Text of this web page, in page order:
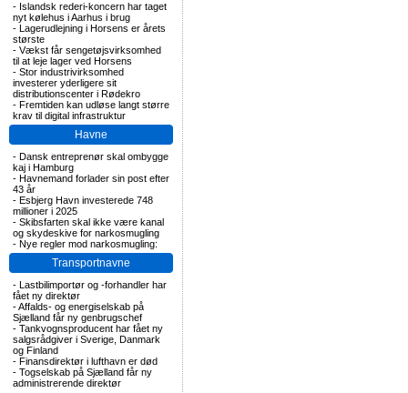
- Islandsk rederi-koncern har taget
nyt kølehus i Aarhus i brug
- Lagerudlejning i Horsens er årets
største
- Vækst får sengetøjsvirksomhed
til at leje lager ved Horsens
- Stor industrivirksomhed
investerer yderligere sit
distributionscenter i Rødekro
- Fremtiden kan udløse langt større
krav til digital infrastruktur
Havne
- Dansk entreprenør skal ombygge
kaj i Hamburg
- Havnemand forlader sin post efter
43 år
- Esbjerg Havn investerede 748
millioner i 2025
- Skibsfarten skal ikke være kanal
og skydeskive for narkosmugling
- Nye regler mod narkosmugling:
Transportnavne
- Lastbilimportør og -forhandler har
fået ny direktør
-Affalds- og energiselskab på
Sjælland får ny genbrugschef
- Tankvognsproducent har fået ny
salgsrådgiver i Sverige, Danmark
og Finland
- Finansdirektør i lufthavn er død
- Togselskab på Sjælland får ny
administrerende direktør